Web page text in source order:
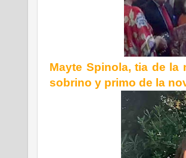
Mayte Spinola, tia de
sobrino y primo de la